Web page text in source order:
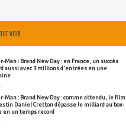
VOIR
Man : Brand New Day : en France, un succès
aussi avec 3 millions d'entrées en une
Man : Brand New Day : comme attendu, le film
Daniel Cretton dépasse le milliard au box-
en un temps record